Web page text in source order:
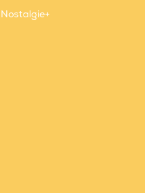
Nostalgie+